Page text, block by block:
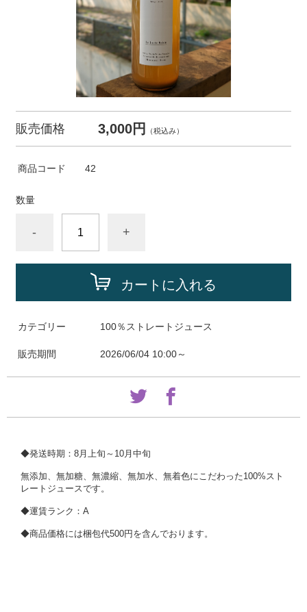
販売価格 3,000円 （税込み）
商品コード 42
数量
- +
カートに入れる
カテゴリー 100％ストレートジュース
販売期間 2026/06/04 10:00～
◆発送時期：8月上旬～10月中旬
無添加、無加糖、無濃縮、無加水、無着色にこだわった100%スト
レートジュースです。
◆運賃ランク：A
◆商品価格には梱包代500円を含んでおります。